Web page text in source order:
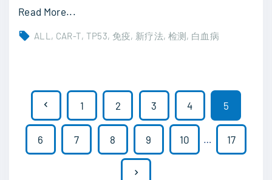
向
降
低
毒
Read More..."
L
L
治
ALL CAR-T TP53 免疫 新疗法 检测 白血病
文
章
分
P
e
1 2 3 4 5
6 7 8 9 10 … 17
N